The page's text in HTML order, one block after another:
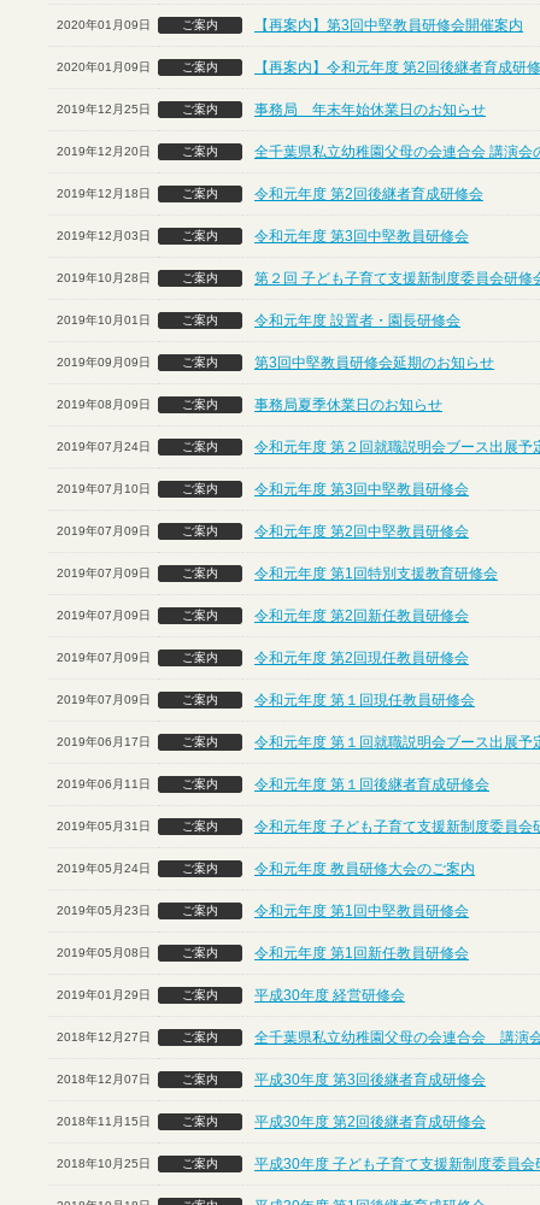
2020年01月09日 ご案内 【再案内】第3回中堅教員研修会開催案内
2020年01月09日 ご案内 【再案内】令和元年度 第2回後継者育成研
2019年12月25日 ご案内 事務局 年末年始休業日のお知らせ
2019年12月20日 ご案内 全千葉県私立幼稚園父母の会連合会 講演会
2019年12月18日 ご案内 令和元年度 第2回後継者育成研修会
2019年12月03日 ご案内 令和元年度 第3回中堅教員研修会
2019年10月28日 ご案内 第２回 子ども子育て支援新制度委員会研修
2019年10月01日 ご案内 令和元年度 設置者・園長研修会
2019年09月09日 ご案内 第3回中堅教員研修会延期のお知らせ
2019年08月09日 ご案内 事務局夏季休業日のお知らせ
2019年07月24日 ご案内 令和元年度 第２回就職説明会ブース出展
2019年07月10日 ご案内 令和元年度 第3回中堅教員研修会
2019年07月09日 ご案内 令和元年度 第2回中堅教員研修会
2019年07月09日 ご案内 令和元年度 第1回特別支援教育研修会
2019年07月09日 ご案内 令和元年度 第2回新任教員研修会
2019年07月09日 ご案内 令和元年度 第2回現任教員研修会
2019年07月09日 ご案内 令和元年度 第１回現任教員研修会
2019年06月17日 ご案内 令和元年度 第１回就職説明会ブース出展予
2019年06月11日 ご案内 令和元年度 第１回後継者育成研修会
2019年05月31日 ご案内 令和元年度 子ども子育て支援新制度委員会
2019年05月24日 ご案内 令和元年度 教員研修大会のご案内
2019年05月23日 ご案内 令和元年度 第1回中堅教員研修会
2019年05月08日 ご案内 令和元年度 第1回新任教員研修会
2019年01月29日 ご案内 平成30年度 経営研修会
2018年12月27日 ご案内 全千葉県私立幼稚園父母の会連合会 講演
2018年12月07日 ご案内 平成30年度 第3回後継者育成研修会
2018年11月15日 ご案内 平成30年度 第2回後継者育成研修会
2018年10月25日 ご案内 平成30年度 子ども子育て支援新制度委員会